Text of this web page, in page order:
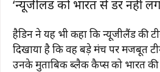
‘न्यूजीलैंड को भारत से डर नहीं
हैडिन ने यह भी कहा कि न्यूजीलैंड की
दिखाया है कि वह बड़े मंच पर मजबूत
उनके मुताबिक ब्लैक कैप्स को भारत की